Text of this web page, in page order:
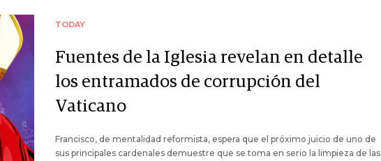
TODAY
Fuentes de la Iglesia revelan en detalle
los entramados de corrupción del
Vaticano
Francisco, de mentalidad reformista, espera que el próximo juicio de uno de
sus principales cardenales demuestre que se toma en serio la limpieza de las